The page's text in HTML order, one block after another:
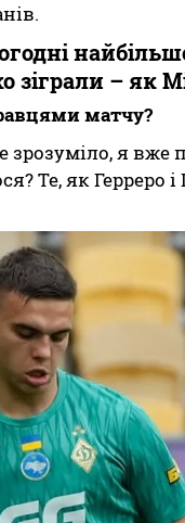
зіграли – як
матчу?
я вже
Те, як